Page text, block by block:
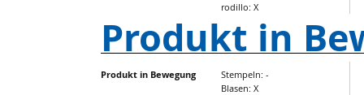
rodillo: X
Produkt in
Produkt in Bewegung
Stempeln: -
Blasen: X